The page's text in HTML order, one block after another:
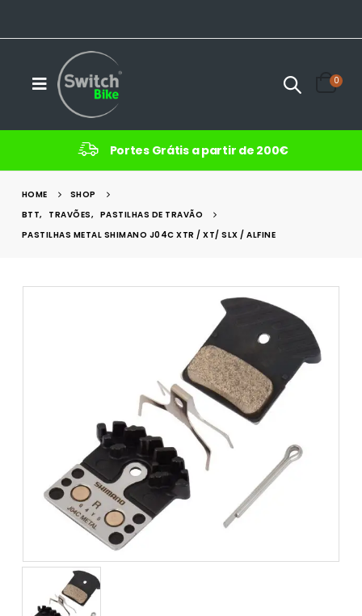
0
Portes Grátis a partir de 200€
HOME
SHOP
BTT, TRAVÕES, PASTILHAS DE TRAVÃO
PASTILHAS METAL SHIMANO J04C XTR / XT/ SLX / ALFINE